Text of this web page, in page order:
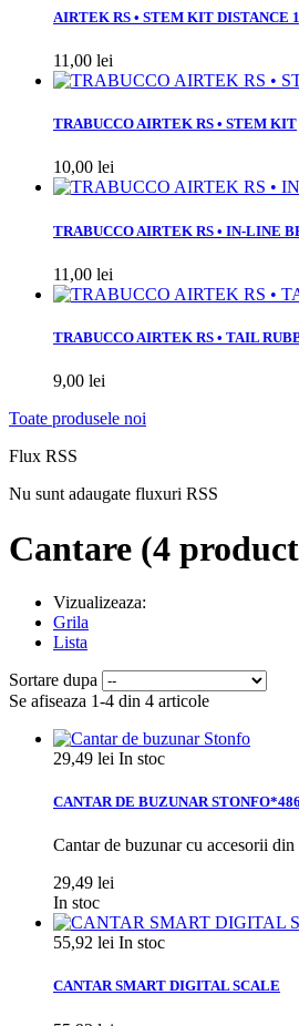
AIRTEK RS • STEM KIT DISTANCE
11,00 lei
TRABUCCO AIRTEK RS • STEM KIT
10,00 lei
TRABUCCO AIRTEK RS • IN-LINE
11,00 lei
TRABUCCO AIRTEK RS • TAIL
9,00 lei
Toate produsele noi
Flux RSS
Nu sunt adaugate fluxuri RSS
Cantare (4
Vizualizeaza:
Grila
Lista
Sortare dupa
Se afiseaza 1-4 din 4 articole
29,49 lei In stoc
CANTAR DE BUZUNAR STONFO*486
Cantar de buzunar cu accesorii
29,49 lei
In stoc
55,92 lei In stoc
CANTAR SMART DIGITAL SCALE